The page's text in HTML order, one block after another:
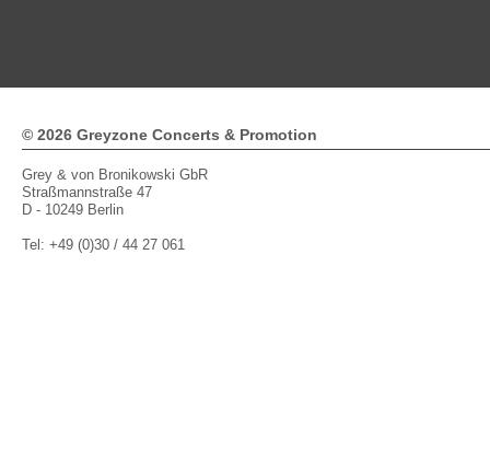
© 2026 Greyzone Concerts & Promotion
Grey & von Bronikowski GbR
Straßmannstraße 47
D - 10249 Berlin
Tel: +49 (0)30 / 44 27 061